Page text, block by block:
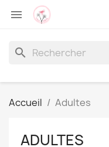

search
Accueil Adultes
ADULTES